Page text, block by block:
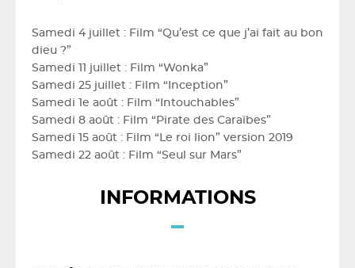
Samedi 4 juillet : Film “Qu’est ce que j’ai fait au bon
dieu ?”
Samedi 11 juillet : Film “Wonka”
Samedi 25 juillet : Film “Inception”
Samedi 1e août : Film “Intouchables”
Samedi 8 août : Film “Pirate des Caraïbes”
Samedi 15 août : Film “Le roi lion” version 2019
Samedi 22 août : Film “Seul sur Mars”
INFORMATIONS